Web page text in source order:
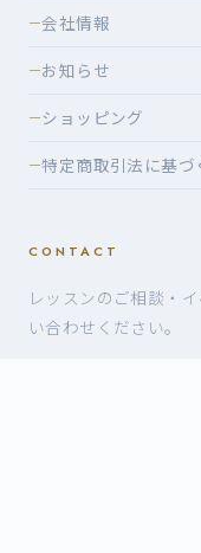
—会社情報
—お知らせ
—ショッピング
—特定商取引法に基づ
CONTACT
レッスンのご相談・
い合わせください。